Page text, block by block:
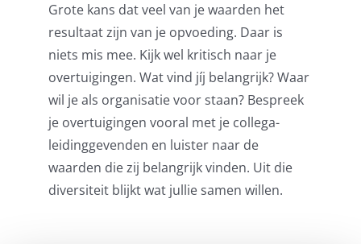
Grote kans dat veel van je waarden het
resultaat zijn van je opvoeding. Daar is
niets mis mee. Kijk wel kritisch naar je
overtuigingen. Wat vind jíj belangrijk? Waar
wil je als organisatie voor staan? Bespreek
je overtuigingen vooral met je collega-
leidinggevenden en luister naar de
waarden die zij belangrijk vinden. Uit die
diversiteit blijkt wat jullie samen willen.